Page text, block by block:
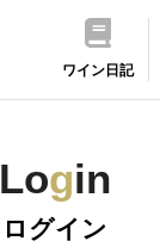
ワイン日記
Login
ログイン